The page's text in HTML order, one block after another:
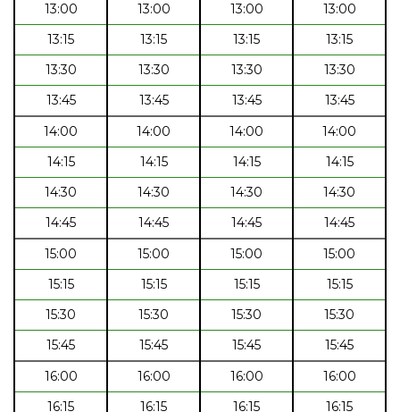
13:00
13:00 13:00
13:00
13:15
13:15 13:15
13:15
13:30
13:30 13:30
13:30
13:45
13:45 13:45
13:45
14:00
14:00 14:00
14:00
14:15
14:15 14:15
14:15
14:30
14:30 14:30
14:30
14:45
14:45 14:45
14:45
15:00
15:00 15:00
15:00
15:15
15:15 15:15
15:15
15:30
15:30 15:30
15:30
15:45
15:45 15:45
15:45
16:00
16:00 16:00
16:00
16:15
16:15 16:15
16:15